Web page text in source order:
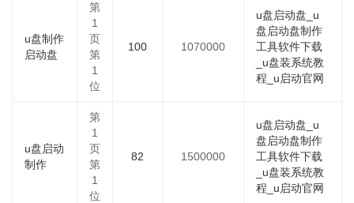
u盘制作
启动盘
第
1
页
第
1
位
100 1070000
u盘启动盘_u
盘启动盘制作
工具软件下载
_u盘装系统教
程_u启动官网
u盘启动
制作
第
1
页
第
1
位
82 1500000
u盘启动盘_u
盘启动盘制作
工具软件下载
_u盘装系统教
程_u启动官网